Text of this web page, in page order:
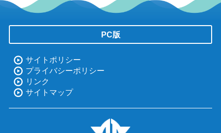
PC版
サイトポリシー
プライバシーポリシー
リンク
サイトマップ